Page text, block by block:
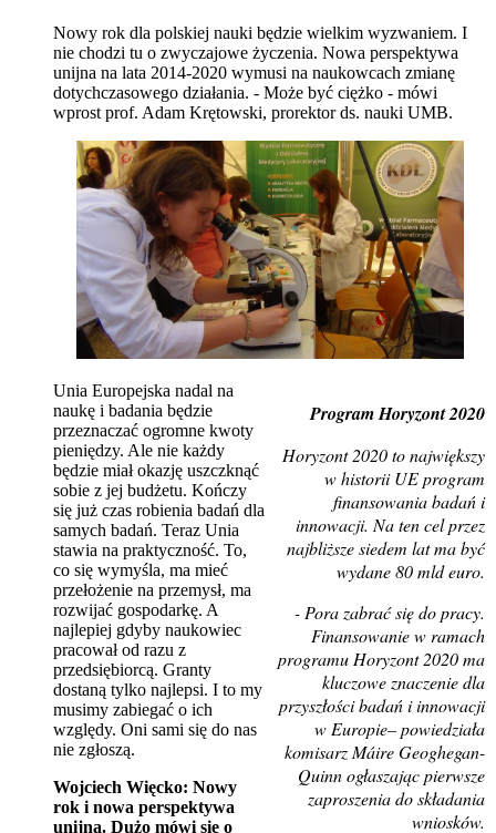
Nowy rok dla polskiej nauki będzie wielkim wyzwaniem. I
nie chodzi tu o zwyczajowe życzenia. Nowa perspektywa
unijna na lata 2014-2020 wymusi na naukowcach zmianę
dotychczasowego działania. - Może być ciężko - mówi
wprost prof. Adam Krętowski, prorektor ds. nauki UMB.
Program Horyzont 2020
Horyzont 2020 to największy
w historii UE program
finansowania badań i
innowacji. Na ten cel przez
najbliższe siedem lat ma być
wydane 80 mld euro.
- Pora zabrać się do pracy.
Finansowanie w ramach
programu Horyzont 2020 ma
kluczowe znaczenie dla
przyszłości badań i innowacji
w Europie– powiedziała
komisarz Máire Geoghegan-
Quinn ogłaszając pierwsze
zaproszenia do składania
wniosków.
Unia Europejska nadal na
naukę i badania będzie
przeznaczać ogromne kwoty
pieniędzy. Ale nie każdy
będzie miał okazję uszczknąć
sobie z jej budżetu. Kończy
się już czas robienia badań dla
samych badań. Teraz Unia
stawia na praktyczność. To,
co się wymyśla, ma mieć
przełożenie na przemysł, ma
rozwijać gospodarkę. A
najlepiej gdyby naukowiec
pracował od razu z
przedsiębiorcą. Granty
dostaną tylko najlepsi. I to my
musimy zabiegać o ich
względy. Oni sami się do nas
nie zgłoszą.
Wojciech Więcko: Nowy
rok i nowa perspektywa
unijna. Dużo mówi się o